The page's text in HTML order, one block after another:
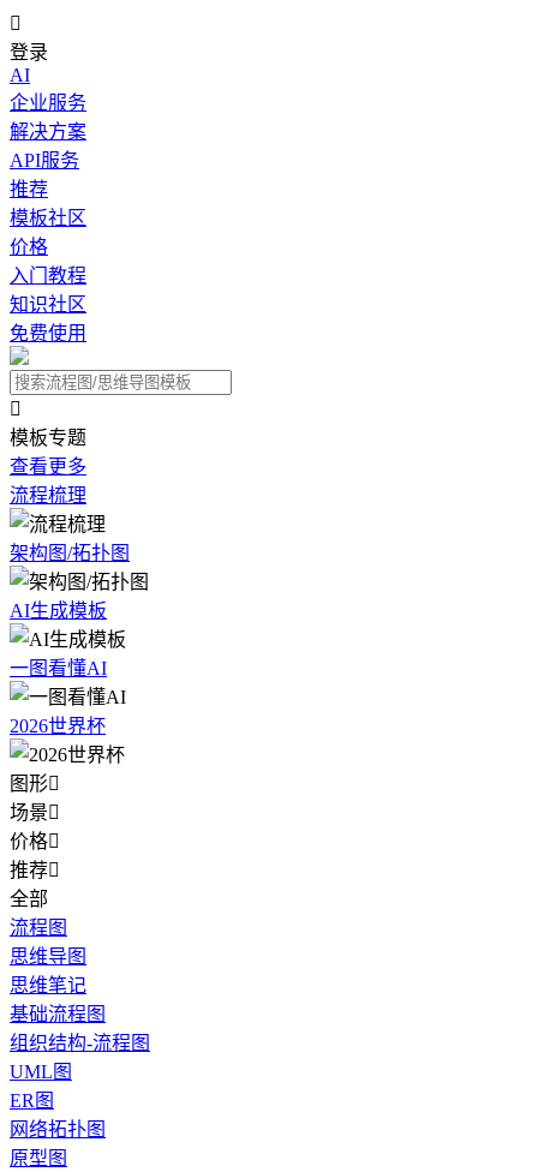

登录
AI
企业服务
解决方案
API服务
推荐
模板社区
价格
入门教程
知识社区
免费使用

模板专题
查看更多
流程梳理
架构图/拓扑图
AI生成模板
一图看懂AI
2026世界杯
图形
场景
价格
推荐
全部
流程图
思维导图
思维笔记
基础流程图
组织结构-流程图
UML图
ER图
网络拓扑图
原型图